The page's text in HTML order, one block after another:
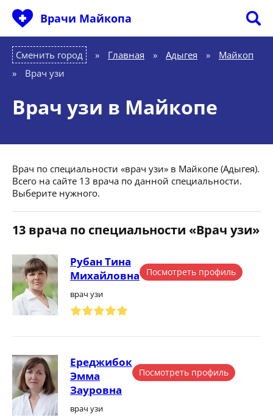
Врачи Майкопа
Сменить город Главная » Адыгея »
Майкоп
»
Врач узи
Врач узи в Майкопе
Врач по специальности «врач узи» в Майкопе (Адыгея).
Всего на сайте 13 врача по данной специальности.
Выберите нужного.
13 врача по специальности «Врач узи»
Рубан Тина
Михайловна
врач узи
Посмотреть профиль
Ереджибок
Эмма
Зауровна
врач узи
Посмотреть профиль